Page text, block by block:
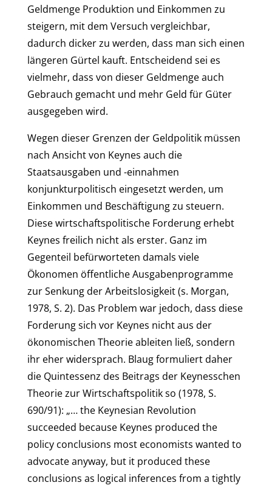
Geldmenge Produktion und Einkommen zu
steigern, mit dem Versuch vergleichbar,
dadurch dicker zu werden, dass man sich einen
längeren Gürtel kauft. Entscheidend sei es
vielmehr, dass von dieser Geldmenge auch
Gebrauch gemacht und mehr Geld für Güter
ausgegeben wird.
Wegen dieser Grenzen der Geldpolitik müssen
nach Ansicht von Keynes auch die
Staatsausgaben und -einnahmen
konjunkturpolitisch eingesetzt werden, um
Einkommen und Beschäftigung zu steuern.
Diese wirtschaftspolitische Forderung erhebt
Keynes freilich nicht als erster. Ganz im
Gegenteil befürworteten damals viele
Ökonomen öffentliche Ausgabenprogramme
zur Senkung der Arbeitslosigkeit (s. Morgan,
1978, S. 2). Das Problem war jedoch, dass diese
Forderung sich vor Keynes nicht aus der
ökonomischen Theorie ableiten ließ, sondern
ihr eher widersprach. Blaug formuliert daher
die Quintessenz des Beitrags der Keynesschen
Theorie zur Wirtschaftspolitik so (1978, S.
690/91): „… the Keynesian Revolution
succeeded because Keynes produced the
policy conclusions most economists wanted to
advocate anyway, but it produced these
conclusions as logical inferences from a tightly